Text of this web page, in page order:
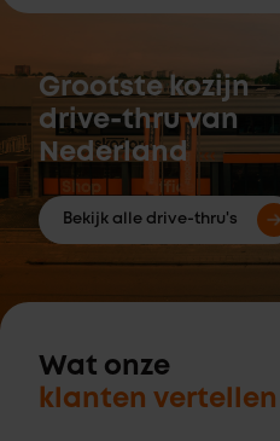
Grootste kozijn
drive-thru van
Nederland
Bekijk alle drive-thru's
Wat onze
klanten vertellen